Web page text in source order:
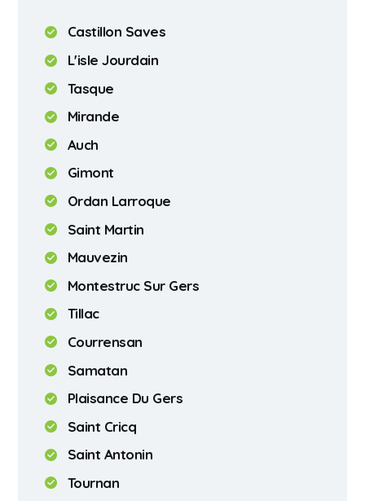
Castillon Saves
L'isle Jourdain
Tasque
Mirande
Auch
Gimont
Ordan Larroque
Saint Martin
Mauvezin
Montestruc Sur Gers
Tillac
Courrensan
Samatan
Plaisance Du Gers
Saint Cricq
Saint Antonin
Tournan